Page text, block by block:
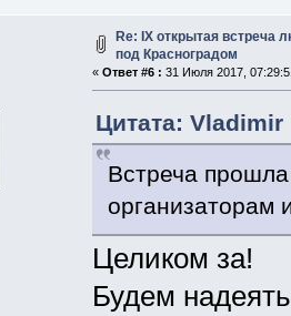
Re: IX открытая встреча
под Красноградом
« Ответ #6 : 31 Июля 2017,
Цитата:
Встреча
организаторам
Целиком за!
Будем